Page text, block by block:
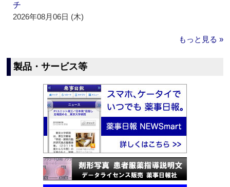
チ
2026年08月06日 (木)
もっと見る »
製品・サービス等